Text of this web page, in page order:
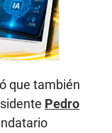
que también
Pedro